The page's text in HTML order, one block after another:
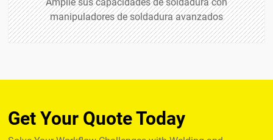
manipuladores de soldadura avanzados
Get Your Quote Today